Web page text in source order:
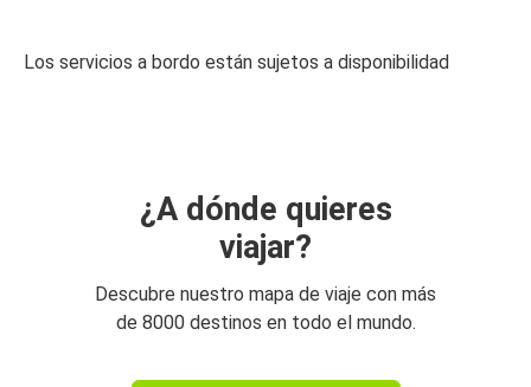
Los servicios a bordo están sujetos a disponibilidad
¿A dónde quieres
viajar?
Descubre nuestro mapa de viaje con más
de 8000 destinos en todo el mundo.